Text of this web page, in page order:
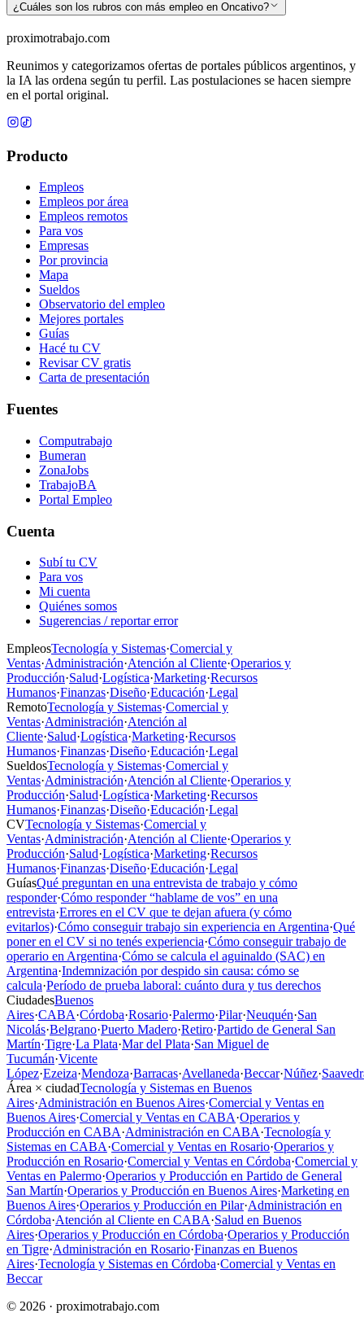
¿Cuáles son los rubros con más empleo en Oncativo?
proximotrabajo.com
Reunimos y categorizamos ofertas de portales públicos argentinos, y
la IA las ordena según tu perfil. Las postulaciones se hacen siempre
en el portal original.
Producto
Empleos
Empleos por área
Empleos remotos
Para vos
Empresas
Por provincia
Mapa
Sueldos
Observatorio del empleo
Mejores portales
Guías
Hacé tu CV
Revisar CV gratis
Carta de presentación
Fuentes
Computrabajo
Bumeran
ZonaJobs
TrabajoBA
Portal Empleo
Cuenta
Subí tu CV
Para vos
Mi cuenta
Quiénes somos
Sugerencias / reportar error
EmpleosTecnología y Sistemas·Comercial y
Ventas·Administración·Atención al Cliente·Operarios y
Producción·Salud·Logística·Marketing·Recursos
Humanos·Finanzas·Diseño·Educación·Legal
RemotoTecnología y Sistemas·Comercial y
Ventas·Administración·Atención al
Cliente·Salud·Logística·Marketing·Recursos
Humanos·Finanzas·Diseño·Educación·Legal
SueldosTecnología y Sistemas·Comercial y
Ventas·Administración·Atención al Cliente·Operarios y
Producción·Salud·Logística·Marketing·Recursos
Humanos·Finanzas·Diseño·Educación·Legal
CVTecnología y Sistemas·Comercial y
Ventas·Administración·Atención al Cliente·Operarios y
Producción·Salud·Logística·Marketing·Recursos
Humanos·Finanzas·Diseño·Educación·Legal
GuíasQué preguntan en una entrevista de trabajo y cómo
responder·Cómo responder “hablame de vos” en una
entrevista·Errores en el CV que te dejan afuera (y cómo
evitarlos)·Cómo conseguir trabajo sin experiencia en Argentina·Qué
poner en el CV si no tenés experiencia·Cómo conseguir trabajo de
operario en Argentina·Cómo se calcula el aguinaldo (SAC) en
Argentina·Indemnización por despido sin causa: cómo se
calcula·Período de prueba laboral: cuánto dura y tus derechos
CiudadesBuenos
Aires·CABA·Córdoba·Rosario·Palermo·Pilar·Neuquén·San
Nicolás·Belgrano·Puerto Madero·Retiro·Partido de General San
Martín·Tigre·La Plata·Mar del Plata·San Miguel de
Tucumán·Vicente
López·Ezeiza·Mendoza·Barracas·Avellaneda·Beccar·Núñez·
Área × ciudadTecnología y Sistemas en Buenos
Aires·Administración en Buenos Aires·Comercial y Ventas en
Buenos Aires·Comercial y Ventas en CABA·Operarios y
Producción en CABA·Administración en CABA·Tecnología y
Sistemas en CABA·Comercial y Ventas en Rosario·Operarios y
Producción en Rosario·Comercial y Ventas en Córdoba·Comercial y
Ventas en Palermo·Operarios y Producción en Partido de General
San Martín·Operarios y Producción en Buenos Aires·Marketing en
Buenos Aires·Operarios y Producción en Pilar·Administración en
Córdoba·Atención al Cliente en CABA·Salud en Buenos
Aires·Operarios y Producción en Córdoba·Operarios y Producción
en Tigre·Administración en Rosario·Finanzas en Buenos
Aires·Tecnología y Sistemas en Córdoba·Comercial y Ventas en
Beccar
© 2026 · proximotrabajo.com